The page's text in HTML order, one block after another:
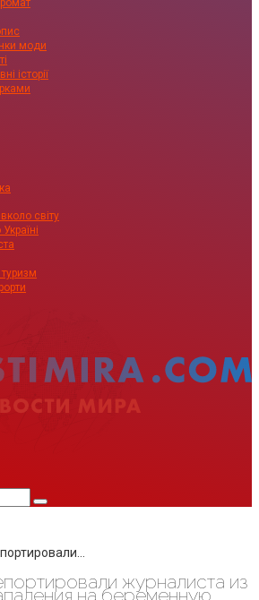
моди
історії
світу
журналиста из
на беременную